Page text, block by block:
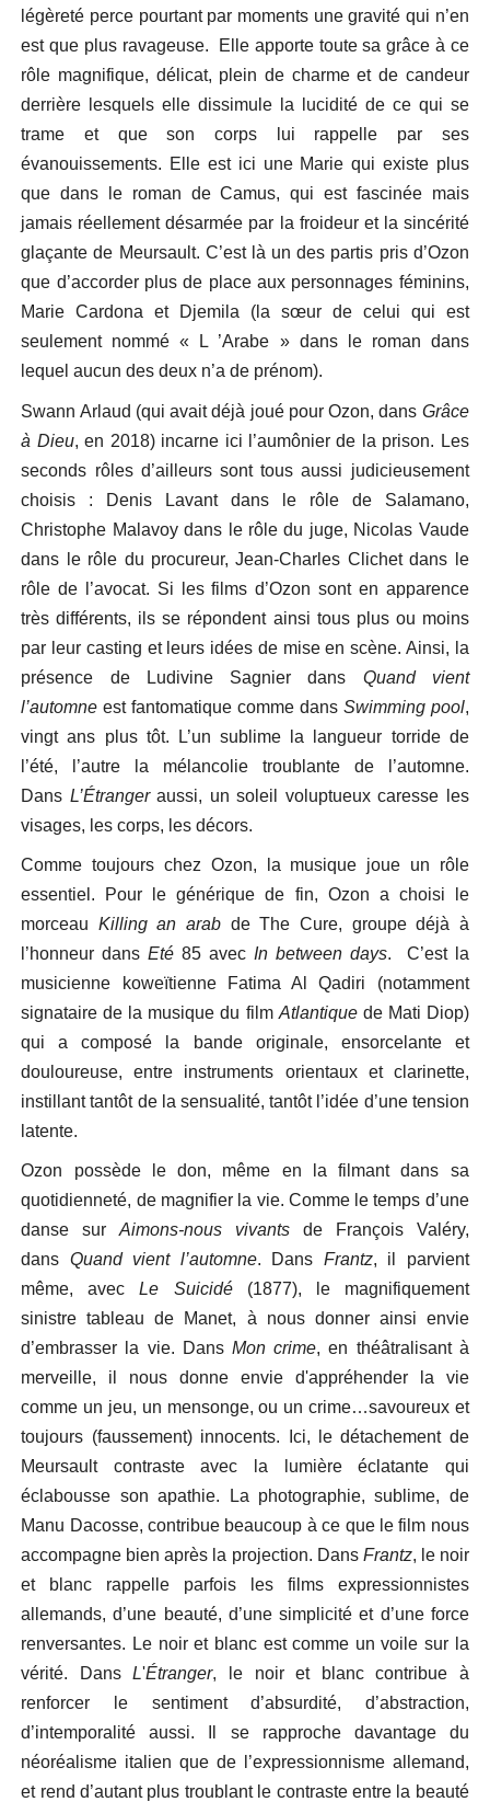
légèreté perce pourtant par moments une gravité qui n’en
est que plus ravageuse. Elle apporte toute sa grâce à ce
rôle magnifique, délicat, plein de charme et de candeur
derrière lesquels elle dissimule la lucidité de ce qui se
trame et que son corps lui rappelle par ses
évanouissements. Elle est ici une Marie qui existe plus
que dans le roman de Camus, qui est fascinée mais
jamais réellement désarmée par la froideur et la sincérité
glaçante de Meursault. C’est là un des partis pris d’Ozon
que d’accorder plus de place aux personnages féminins,
Marie Cardona et Djemila (la sœur de celui qui est
seulement nommé « L ’Arabe » dans le roman dans
lequel aucun des deux n’a de prénom).
Swann Arlaud (qui avait déjà joué pour Ozon, dans Grâce
à Dieu, en 2018) incarne ici l’aumônier de la prison. Les
seconds rôles d’ailleurs sont tous aussi judicieusement
choisis : Denis Lavant dans le rôle de Salamano,
Christophe Malavoy dans le rôle du juge, Nicolas Vaude
dans le rôle du procureur, Jean-Charles Clichet dans le
rôle de l’avocat. Si les films d’Ozon sont en apparence
très différents, ils se répondent ainsi tous plus ou moins
par leur casting et leurs idées de mise en scène. Ainsi, la
présence de Ludivine Sagnier dans Quand vient
l’automne est fantomatique comme dans Swimming pool,
vingt ans plus tôt. L’un sublime la langueur torride de
l’été, l’autre la mélancolie troublante de l’automne.
Dans L’Étrangeraussi, un soleil voluptueux caresse les
visages, les corps, les décors.
Comme toujours chez Ozon, la musique joue un rôle
essentiel. Pour le générique de fin, Ozon a choisi le
morceau Killing an arab de The Cure, groupe déjà à
l’honneur dansEté 85 avec In between days. C’est la
musicienne koweïtienne Fatima Al Qadiri (notamment
signataire de la musique du film Atlantiquede Mati Diop)
qui a composé la bande originale, ensorcelante et
douloureuse, entre instruments orientaux et clarinette,
instillant tantôt de la sensualité, tantôt l’idée d’une tension
latente.
Ozon possède le don, même en la filmant dans sa
quotidienneté, de magnifier la vie. Comme le temps d’une
danse surAimons-nous vivants de François Valéry,
dans Quand vient l’automne. Dans Frantz, il parvient
même, avecLe Suicidé(1877), le magnifiquement
sinistre tableau de Manet, à nous donner ainsi envie
d’embrasser la vie. Dans Mon crime, en théâtralisant à
merveille, il nous donne envie d'appréhender la vie
comme un jeu, un mensonge, ou un crime…savoureux et
toujours (faussement) innocents. Ici, le détachement de
Meursault contraste avec la lumière éclatante qui
éclabousse son apathie. La photographie, sublime, de
Manu Dacosse, contribue beaucoup à ce que le film nous
accompagne bien après la projection. Dans Frantz, le noir
et blanc rappelle parfois les films expressionnistes
allemands, d’une beauté, d’une simplicité et d’une force
renversantes. Le noir et blanc est comme un voile sur la
vérité. DansL'Étranger, le noir et blanc contribue à
renforcer le sentiment d’absurdité, d’abstraction,
d’intemporalité aussi. Il se rapproche davantage du
néoréalisme italien que de l’expressionnisme allemand,
et rend d’autant plus troublant le contraste entre la beauté